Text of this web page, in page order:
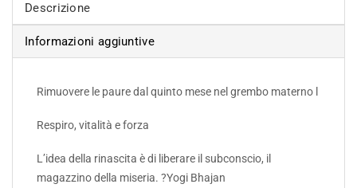
Descrizione
Informazioni aggiuntive
Rimuovere le paure dal quinto mese nel grembo materno l
Respiro, vitalità e forza
L’idea della rinascita è di liberare il subconscio, il
magazzino della miseria. ?Yogi Bhajan